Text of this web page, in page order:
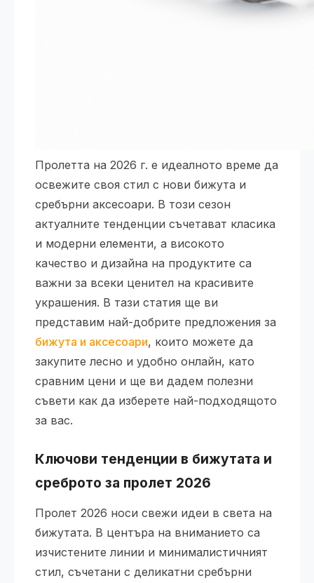
Пролетта на 2026 г. е идеалното време да
освежите своя стил с нови бижута и
сребърни аксесоари. В този сезон
актуалните тенденции съчетават класика
и модерни елементи, а високото
качество и дизайна на продуктите са
важни за всеки ценител на красивите
украшения. В тази статия ще ви
представим най-добрите предложения за
бижута и аксесоари, които можете да
закупите лесно и удобно онлайн, като
сравним цени и ще ви дадем полезни
съвети как да изберете най-подходящото
за вас.
Ключови тенденции в бижутата и
среброто за пролет 2026
Пролет 2026 носи свежи идеи в света на
бижутата. В центъра на вниманието са
изчистените линии и минималистичният
стил, съчетани с деликатни сребърни